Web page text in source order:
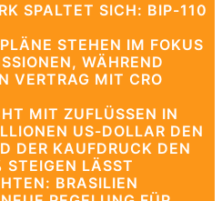
SPALTET SICH: BIP-110
STEHEN IM FOKUS
WÄHREND
VERTRAG MIT CRO
MIT ZUFLÜSSEN IN
US-DOLLAR DEN
DER KAUFDRUCK DEN
STEIGEN LÄSST
BRASILIEN